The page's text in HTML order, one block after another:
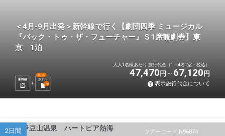
＜4月-9月出発＞新幹線で行く【劇団四季 ミュージカル
『バック・トゥ・ザ・フューチャー』Ｓ1席観劇券】東
京 1泊
新幹線 ホテル
選べる
1 泊
大人1名様あたり 旅行代金（1～4名1室・税込）
47,470 円 67,120 円
表示旅行代金について
ツアーコード N96874
2日間